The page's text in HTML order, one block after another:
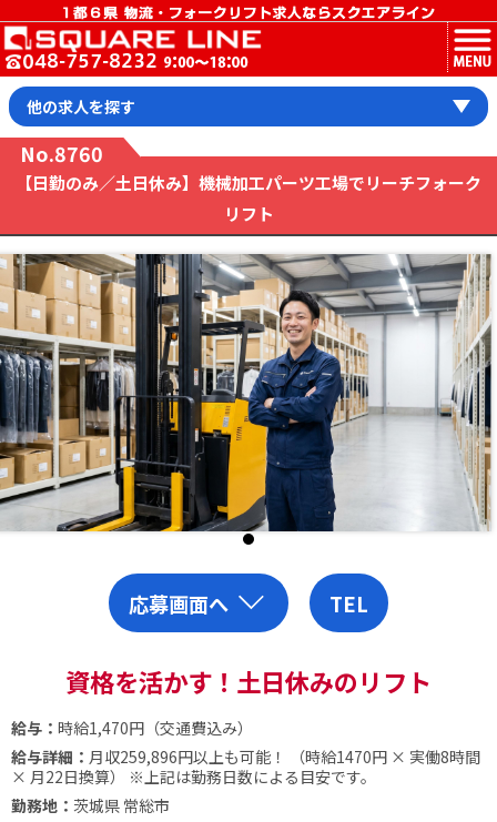
MENU
他の求人を探す
No.8760
【日勤のみ／土日休み】機械加工パーツ工場でリーチフォーク
リフト
応募画面へ TEL
資格を活かす！土日休みのリフト
給与： 時給1,470円（交通費込み）
給与詳細： 月収259,896円以上も可能！ （時給1470円 × 実働8時間
× 月22日換算） ※上記は勤務日数による目安です。
勤務地： 茨城県 常総市